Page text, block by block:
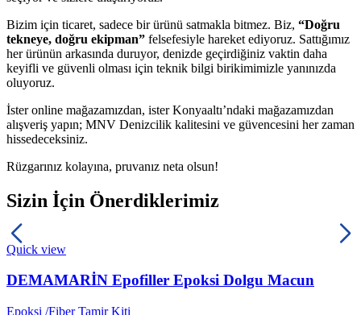
Bizim için ticaret, sadece bir ürünü satmakla bitmez. Biz, “Doğru
tekneye, doğru ekipman” felsefesiyle hareket ediyoruz. Sattığımız
her ürünün arkasında duruyor, denizde geçirdiğiniz vaktin daha
keyifli ve güvenli olması için teknik bilgi birikimimizle yanınızda
oluyoruz.
İster online mağazamızdan, ister Konyaaltı’ndaki mağazamızdan
alışveriş yapın; MNV Denizcilik kalitesini ve güvencesini her zaman
hissedeceksiniz.
Rüzgarınız kolayına, pruvanız neta olsun!
Sizin İçin Önerdiklerimiz
Quick view
DEMAMARİN Epofiller Epoksi Dolgu Macun
Epoksi /Fiber Tamir Kiti